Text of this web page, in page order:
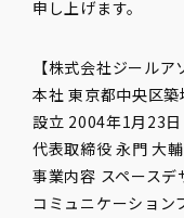
申し上げます。
【株式会社ジールア
本社 東京都中央区
設立 2004年1月23日
代表取締役 永門 大輔
事業内容 スペースデ
コミュニケーション